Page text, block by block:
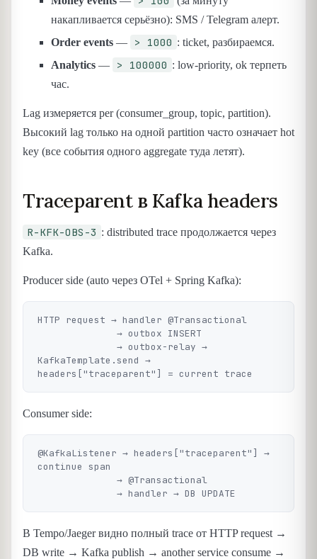
накапливается серьёзно): SMS / Telegram алерт.
Order events — > 1000 : ticket, разбираемся.
Analytics — > 100000 : low-priority, ok терпеть
час.
Lag измеряется per (consumer_group, topic, partition).
Высокий lag только на одной partition часто означает hot
key (все события одного aggregate туда летят).
Traceparent в Kafka headers
R-KFK-OBS-3 : distributed trace продолжается через
Kafka.
Producer side (auto через OTel + Spring Kafka):
HTTP request → handler @Transactional
KafkaTemplate.send →
Consumer side:
@KafkaListener → headers["traceparent"] →
continue span
В Tempo/Jaeger видно полный trace от HTTP request →
DB write → Kafka publish → another service consume →